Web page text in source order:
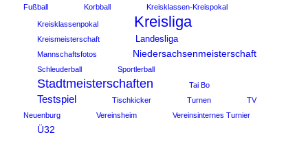
Fußball
Korbball Kreisklassen-Kreispokal
Kreisklassenpokal Kreisliga
Kreismeisterschaft Landesliga
Mannschaftsfotos Niedersachsenmeisterschaft
Schleuderball Sportlerball
Stadtmeisterschaften Tai Bo
Testspiel Tischkicker Turnen
TV
Neuenburg
Vereinsheim Vereinsinternes Turnier
Ü32